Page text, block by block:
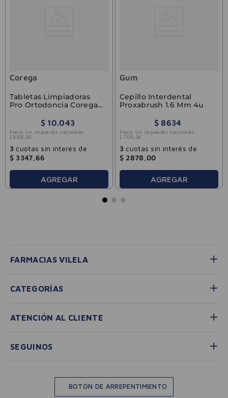
Corega
Tabletas Limpiadoras
Pro Ortodoncia Corega
$ 10.043
Precio sin impuestos nacionales:
$ 8300 00
3cuotas sin interés de
$ 3347 66
AGREGAR
Gum
Cepillo Interdental
Proxabrush 1.6 Mm 4u
$ 8634
Precio sin impuestos nacionales:
$ 7135 54
3cuotas sin interés de
$ 2878 00
AGREGAR
FARMACIAS VILELA
CATEGORÍAS
ATENCIÓN AL CLIENTE
SEGUINOS
BOTÓN DE ARREPENTIMIENTO